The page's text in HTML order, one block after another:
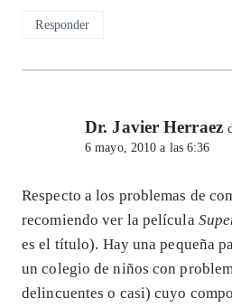
Responder
Dr. Javier Herraez
6 mayo, 2010 a las 6:36
Respecto a los problemas de
recomiendo ver la película
es el título). Hay una pequeña
un colegio de niños con
delincuentes o casi) cuyo